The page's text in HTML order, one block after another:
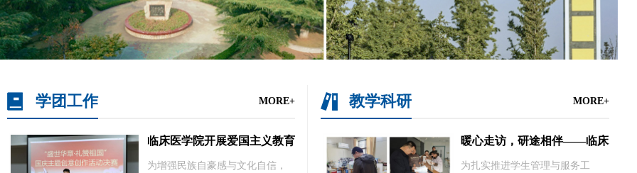
学团工作 MORE+
临床医学院开展爱国主义教育...
为增强民族自豪感与文化自信，
教学科研 MORE+
暖心走访，研途相伴——临床...
为扎实推进学生管理与服务工